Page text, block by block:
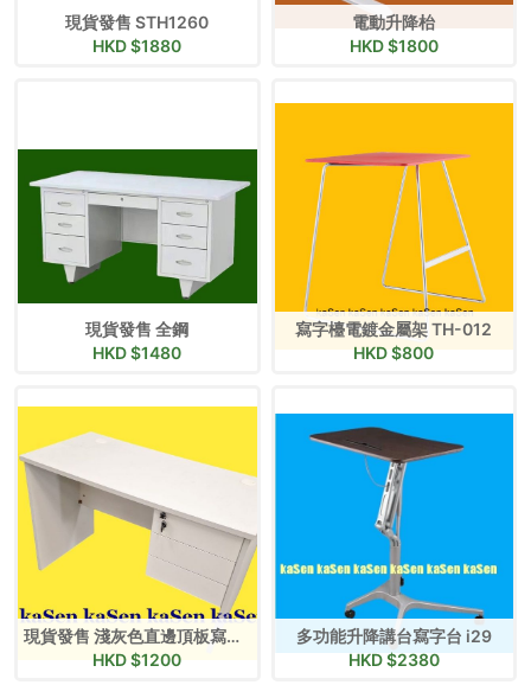
現貨發售 STH1260
HKD $1880
電動升降枱
HKD $1800
現貨發售 全鋼
HKD $1480
寫字檯電鍍金屬架 TH-012
HKD $800
現貨發售 淺灰色直邊頂板寫字檯+三吊櫃桶
HKD $1200
多功能升降講台寫字台 i29
HKD $2380